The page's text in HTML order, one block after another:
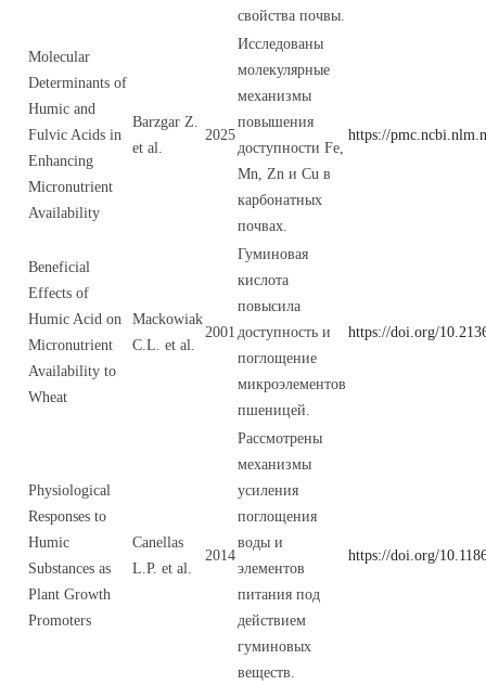
свойства почвы.
Molecular
Determinants of
Humic and
Fulvic Acids in
Enhancing
Micronutrient
Availability
Barzgar Z.
et al.
2025
Исследованы
молекулярные
механизмы
повышения
доступности Fe,
Mn, Zn и Cu в
карбонатных
почвах.
https://
Beneficial
Effects of
Humic Acid on
Micronutrient
Availability to
Wheat
Mackowiak
C.L. et al.
2001
Гуминовая
кислота
повысила
доступность и
поглощение
микроэлементов
пшеницей.
https://doi.org/
Physiological
Responses to
Humic
Substances as
Plant Growth
Promoters
Canellas
L.P. et al.
2014
Рассмотрены
механизмы
усиления
поглощения
воды и
элементов
питания под
действием
гуминовых
веществ.
https://doi.org/